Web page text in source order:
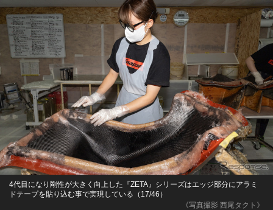
《写真撮影 西尾タクト》
4代目になり剛性が大きく向上した『ZETA』シリーズはエッジ部分にアラミ
ドテープを貼り込む事で実現している（17/46）